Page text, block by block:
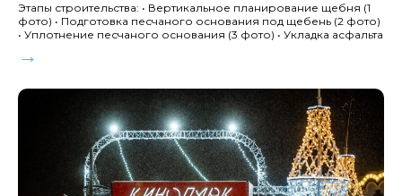
Этапы строительства: • Вертикальное планирование щебня (1
фото) • Подготовка песчаного основания под щебень (2 фото)
• Уплотнение песчаного основания (3 фото) • Укладка асфальта
→